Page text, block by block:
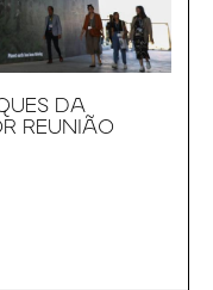
DA
REUNIÃO